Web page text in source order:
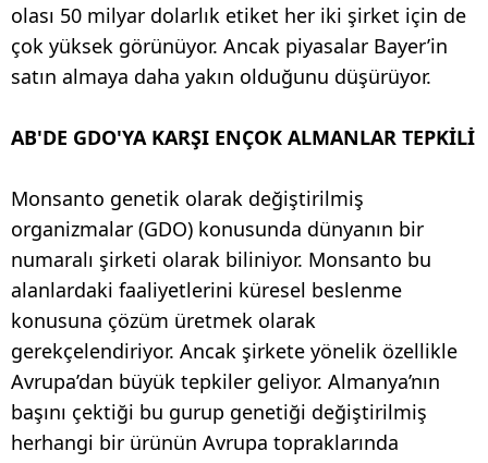
olası 50 milyar dolarlık etiket her iki şirket için de
çok yüksek görünüyor. Ancak piyasalar Bayer’in
satın almaya daha yakın olduğunu düşürüyor.
AB'DE GDO'YA KARŞI ENÇOK ALMANLAR TEPKİLİ
Monsanto genetik olarak değiştirilmiş
organizmalar (GDO) konusunda dünyanın bir
numaralı şirketi olarak biliniyor. Monsanto bu
alanlardaki faaliyetlerini küresel beslenme
konusuna çözüm üretmek olarak
gerekçelendiriyor. Ancak şirkete yönelik özellikle
Avrupa’dan büyük tepkiler geliyor. Almanya’nın
başını çektiği bu gurup genetiği değiştirilmiş
herhangi bir ürünün Avrupa topraklarında